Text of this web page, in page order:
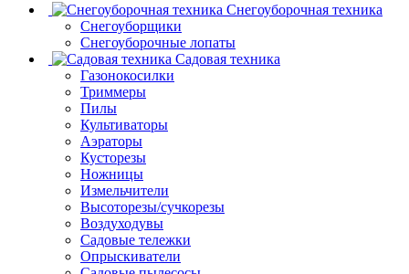
Снегоуборочная техника
Снегоуборщики
Снегоуборочные лопаты
Садовая техника
Газонокосилки
Триммеры
Пилы
Культиваторы
Аэраторы
Кусторезы
Ножницы
Измельчители
Высоторезы/сучкорезы
Воздуходувы
Садовые тележки
Опрыскиватели